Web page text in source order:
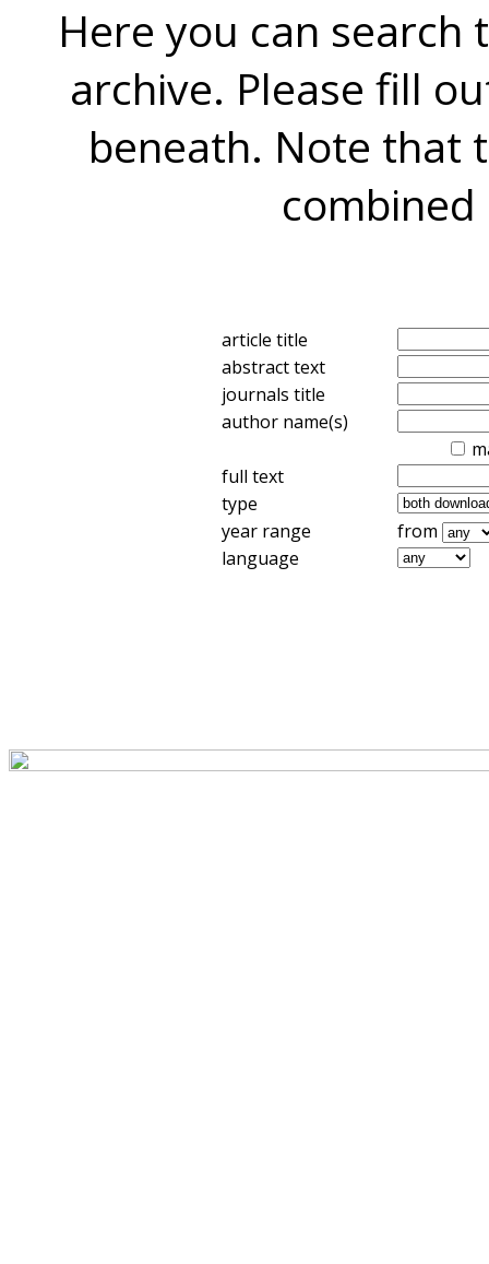
Here you can search
archive. Please fill
beneath. Note that
combined
article title
abstract text
journals title
author name(s)
full text
type
year range
from
language